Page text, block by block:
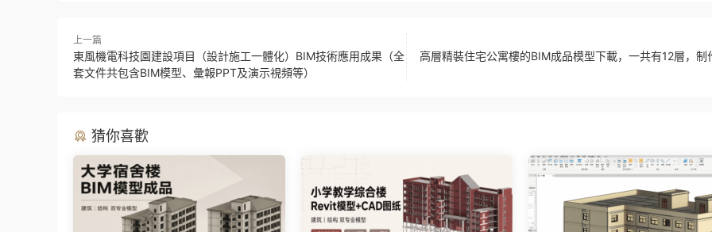
上一篇
東風機電科技園建設項目（設計施工一體化）BIM技術應用成果（全
套文件共包含BIM模型、彙報PPT及演示視頻等）
高層精裝住宅公寓樓的BIM成品模型下載，一共有12層，制
猜你喜歡